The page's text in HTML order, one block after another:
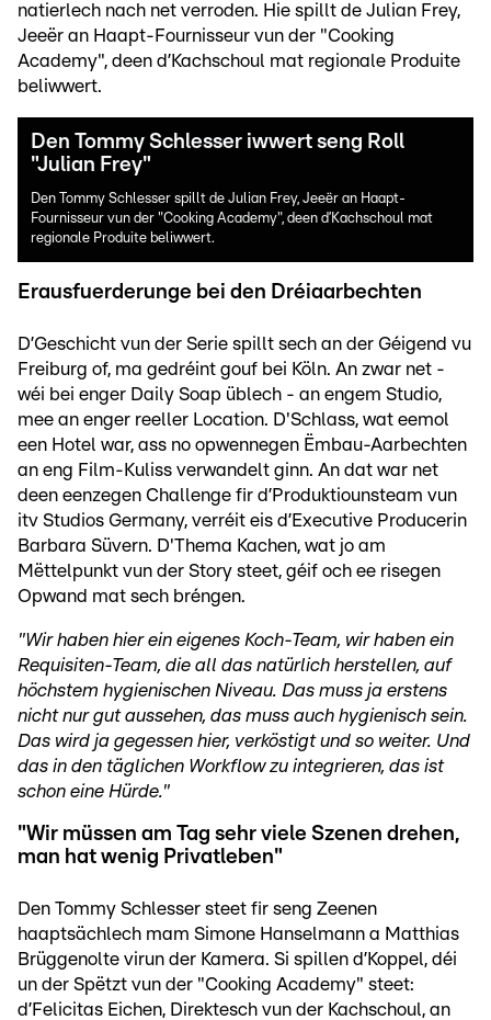
natierlech nach net verroden. Hie spillt de Julian Frey,
Jeeër an Haapt-Fournisseur vun der "Cooking
Academy", deen d’Kachschoul mat regionale Produite
beliwwert.
Den Tommy Schlesser iwwert seng Roll
"Julian Frey"
Den Tommy Schlesser spillt de Julian Frey, Jeeër an Haapt-
Fournisseur vun der "Cooking Academy", deen d’Kachschoul mat
regionale Produite beliwwert.
Erausfuerderunge bei den Dréiaarbechten
D’Geschicht vun der Serie spillt sech an der Géigend vu
Freiburg of, ma gedréint gouf bei Köln. An zwar net -
wéi bei enger Daily Soap üblech - an engem Studio,
mee an enger reeller Location. D'Schlass, wat eemol
een Hotel war, ass no opwennegen Ëmbau-Aarbechten
an eng Film-Kuliss verwandelt ginn. An dat war net
deen eenzegen Challenge fir d’Produktiounsteam vun
itv Studios Germany, verréit eis d’Executive Producerin
Barbara Süvern. D'Thema Kachen, wat jo am
Mëttelpunkt vun der Story steet, géif och ee risegen
Opwand mat sech bréngen.
"Wir haben hier ein eigenes Koch-Team, wir haben ein
Requisiten-Team, die all das natürlich herstellen, auf
höchstem hygienischen Niveau. Das muss ja erstens
nicht nur gut aussehen, das muss auch hygienisch sein.
Das wird ja gegessen hier, verköstigt und so weiter. Und
das in den täglichen Workflow zu integrieren, das ist
schon eine Hürde."
"Wir müssen am Tag sehr viele Szenen drehen,
man hat wenig Privatleben"
Den Tommy Schlesser steet fir seng Zeenen
haaptsächlech mam Simone Hanselmann a Matthias
Brüggenolte virun der Kamera. Si spillen d’Koppel, déi
un der Spëtzt vun der "Cooking Academy" steet:
d’Felicitas Eichen, Direktesch vun der Kachschoul, an